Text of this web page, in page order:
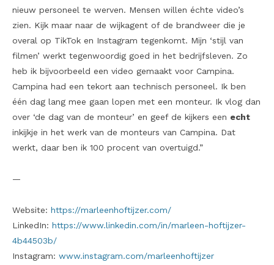
nieuw personeel te werven. Mensen willen échte video’s
zien. Kijk maar naar de wijkagent of de brandweer die je
overal op TikTok en Instagram tegenkomt. Mijn ‘stijl van
filmen’ werkt tegenwoordig goed in het bedrijfsleven. Zo
heb ik bijvoorbeeld een video gemaakt voor Campina.
Campina had een tekort aan technisch personeel. Ik ben
één dag lang mee gaan lopen met een monteur. Ik vlog dan
over ‘de dag van de monteur’ en geef de kijkers een echt
inkijkje in het werk van de monteurs van Campina. Dat
werkt, daar ben ik 100 procent van overtuigd.”
—
Website: https://marleenhoftijzer.com/
LinkedIn: https://www.linkedin.com/in/marleen-hoftijzer-
4b44503b/
Instagram: www.instagram.com/marleenhoftijzer